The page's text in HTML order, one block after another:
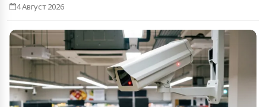
4 Август 2026